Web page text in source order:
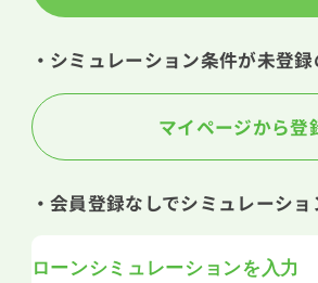
・シミュレーション条件が未登
マイページから登
・会員登録なしでシミュレーシ
ローンシミュレーションを入力